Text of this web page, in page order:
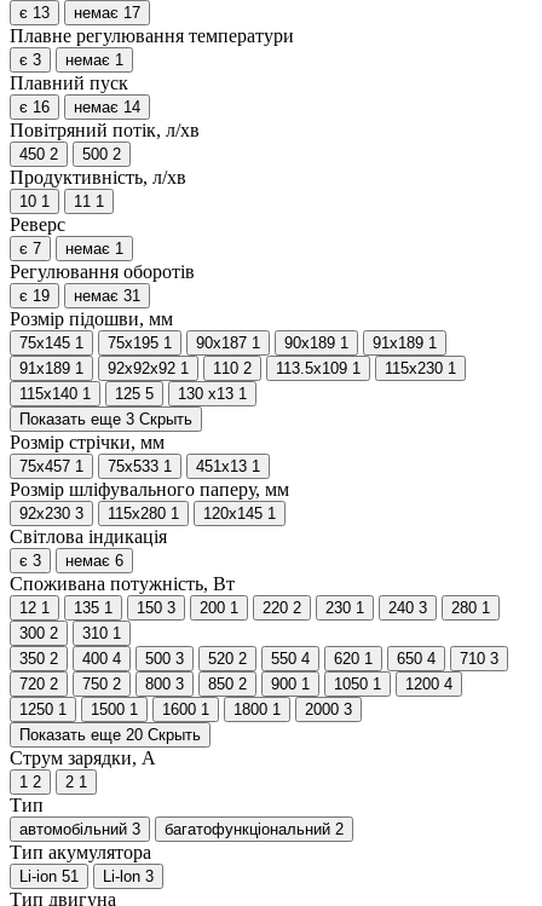
є 13 немає 17
Плавне регулювання температури
є 3 немає 1
Плавний пуск
є 16 немає 14
Повітряний потік, л/хв
450 2 500 2
Продуктивність, л/хв
10 1 11 1
Реверс
є 7 немає 1
Регулювання оборотів
є 19 немає 31
Розмір підошви, мм
75х145 1 75х195 1 90х187 1 90х189 1 91x189 1
91х189 1 92х92х92 1 110 2 113.5х109 1 115x230 1
115х140 1 125 5 130 х13 1
Показать еще 3 Скрыть
Розмір стрічки, мм
75х457 1 75х533 1 451x13 1
Розмір шліфувального паперу, мм
92х230 3 115x280 1 120х145 1
Світлова індикація
є 3 немає 6
Споживана потужність, Вт
12 1 135 1 150 3 200 1 220 2 230 1 240 3 280 1
300 2 310 1
350 2 400 4 500 3 520 2 550 4 620 1 650 4 710 3
720 2 750 2 800 3 850 2 900 1 1050 1 1200 4
1250 1 1500 1 1600 1 1800 1 2000 3
Показать еще 20 Скрыть
Струм зарядки, А
1 2 2 1
Тип
автомобільний 3 багатофункціональний 2
Тип акумулятора
Li-ion 51 Li-lon 3
Тип двигуна